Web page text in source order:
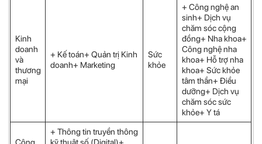
Kinh
doanh
và
thương
mại
+ Kế toán+ Quản trị Kinh
doanh+ Marketing
Sức
khỏe
+ Công nghệ an
sinh+ Dịch vụ
chăm sóc cộng
đồng+ Nha khoa+
Công nghệ nha
khoa+ Hỗ trợ nha
khoa+ Sức khỏe
tâm thần+ Điều
dưỡng+ Dịch vụ
chăm sóc sức
khỏe+ Y tá
Công
+ Thông tin truyền thông
kỹ thuật số (Digital)+